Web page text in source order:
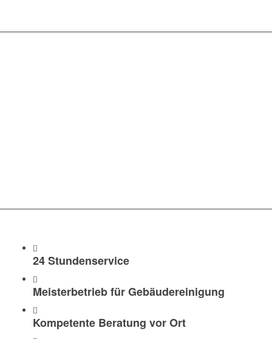
24 Stundenservice
Meisterbetrieb für Gebäudereinigung
Kompetente Beratung vor Ort